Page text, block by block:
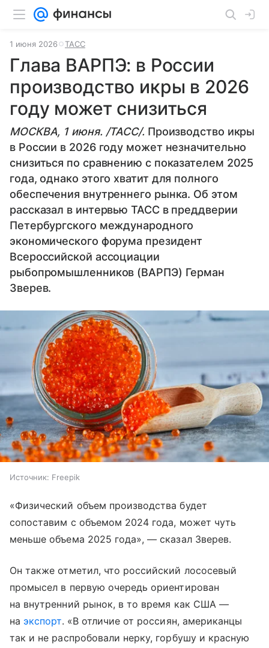
1 июня 2026 ТАСС
Глава ВАРПЭ: в России
производство икры в 2026
году может снизиться
МОСКВА, 1 июня. /ТАСС/. Производство икры
в России в 2026 году может незначительно
снизиться по сравнению с показателем 2025
года, однако этого хватит для полного
обеспечения внутреннего рынка. Об этом
рассказал в интервью ТАСС в преддверии
Петербургского международного
экономического форума президент
Всероссийской ассоциации
рыбопромышленников (ВАРПЭ) Герман
Зверев.
Источник: Freepik
«Физический объем производства будет
сопоставим с объемом 2024 года, может чуть
меньше объема 2025 года», — сказал Зверев.
Он также отметил, что российский лососевый
промысел в первую очередь ориентирован
на внутренний рынок, в то время как США —
на экспорт. «В отличие от россиян, американцы
так и не распробовали нерку, горбушу и красную